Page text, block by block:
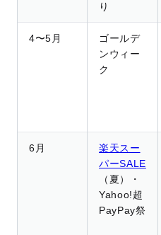
り
4〜5月
ゴールデ
ンウィー
ク
6月
楽天スー
パーSALE
（夏）・
Yahoo!超
PayPay祭